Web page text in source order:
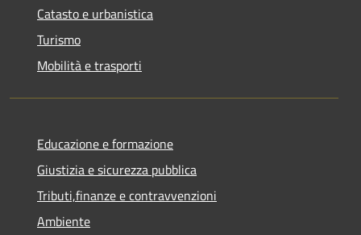
Catasto e urbanistica
Turismo
Mobilità e trasporti
Educazione e formazione
Giustizia e sicurezza pubblica
Tributi,finanze e contravvenzioni
Ambiente